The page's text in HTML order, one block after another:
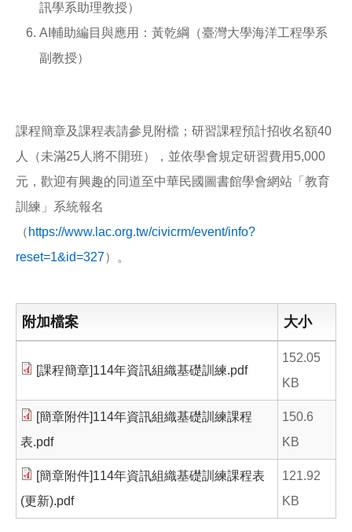
訊學系助理教授）
AI輔助編目與應用：黃乾綱（臺灣大學海洋工程學系
副教授）
課程簡章及課程表請參見附檔；研習課程預計招收名額40
人（未滿25人將不開班），並依學會規定研習費用5,000
元，歡迎有興趣的同道至中華民國圖書館學會網站「教育
訓練」系統報名
（ https://www.lac.org.tw/civicrm/event/info?
reset=1&id=327）。
附加檔案 大小
[課程簡章]114年資訊組織基礎訓練.pdf
152.05
KB
[簡章附件]114年資訊組織基礎訓練課程
表.pdf
150.6
KB
[簡章附件]114年資訊組織基礎訓練課程表
(更新).pdf
121.92
KB